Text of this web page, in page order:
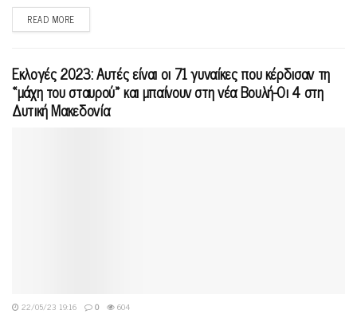
READ MORE
Εκλογές 2023: Αυτές είναι οι 71 γυναίκες που κέρδισαν τη
«μάχη του σταυρού» και μπαίνουν στη νέα Βουλή-Οι 4 στη
Δυτική Μακεδονία
22/05/23 19:16 0 604